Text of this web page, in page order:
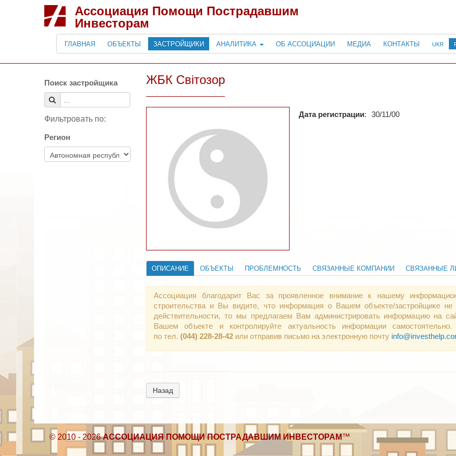
Ассоциация Помощи Пострадавшим
Инвесторам
ГЛАВНАЯ ОБЪЕКТЫ ЗАСТРОЙЩИКИ АНАЛИТИКА ОБ АССОЦИАЦИИ МЕДИА КОНТАКТЫ UKR
Поиск застройщика
Фильтровать по:
Регион
ЖБК Світозор
Дата регистрации: 30/11/00
ОПИСАНИЕ ОБЪЕКТЫ ПРОБЛЕМНОСТЬ СВЯЗАННЫЕ КОМПАНИИ СВЯЗАННЫЕ
Ассоциация благодарит Вас за проявленное внимание к нашему
строительства и Вы видите, что информация о Вашем объекте/застройщике не
действительности, то мы предлагаем Вам администрировать информацию на
Вашем объекте и контролируйте актуальность информации
по тел. (044) 228-28-42 или отправив письмо на электронную почту
Назад
© 2010 - 2026АССОЦИАЦИЯ ПОМОЩИ ПОСТРАДАВШИМ ИНВЕСТОРАМ™